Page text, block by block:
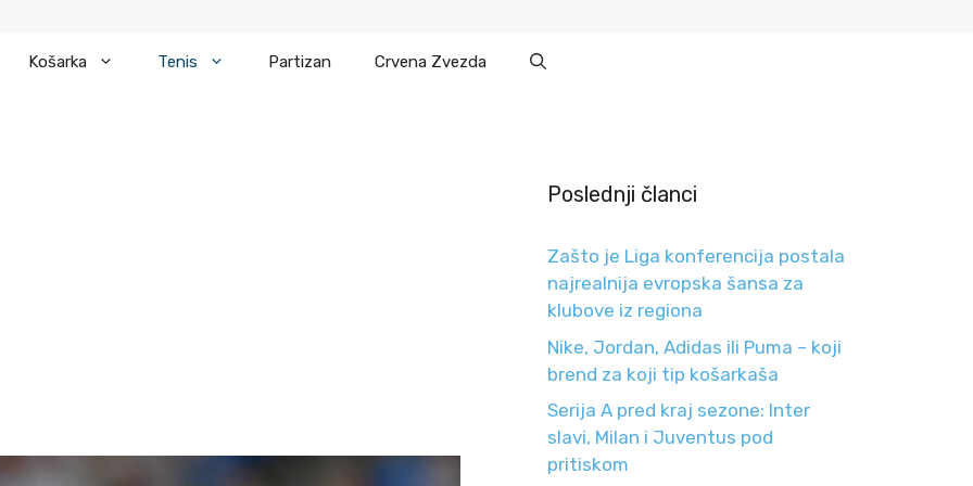
Košarka Tenis Partizan Crvena Zvezda
Poslednji članci
Zašto je Liga konferencija postala
najrealnija evropska šansa za
klubove iz regiona
Nike, Jordan, Adidas ili Puma – koji
brend za koji tip košarkaša
Serija A pred kraj sezone: Inter
slavi, Milan i Juventus pod
pritiskom